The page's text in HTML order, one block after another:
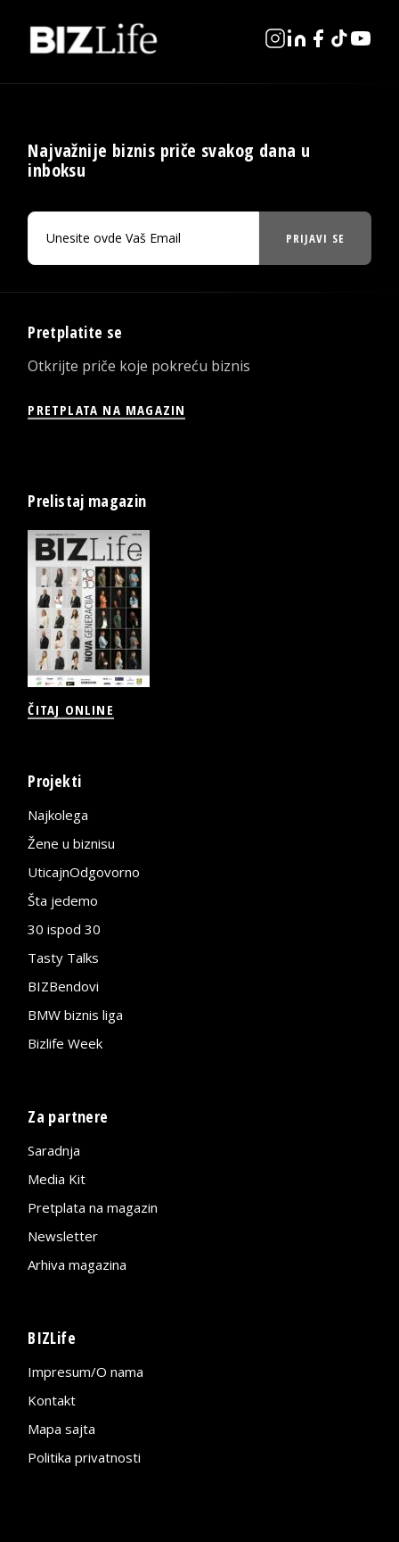
Najvažnije biznis priče svakog dana u
inboksu
PRIJAVI SE
Pretplatite se
Otkrijte priče koje pokreću biznis
PRETPLATA NA MAGAZIN
Prelistaj magazin
ČITAJ ONLINE
Projekti
Najkolega
Žene u biznisu
UticajnOdgovorno
Šta jedemo
30 ispod 30
Tasty Talks
BIZBendovi
BMW biznis liga
Bizlife Week
Za partnere
Saradnja
Media Kit
Pretplata na magazin
Newsletter
Arhiva magazina
BIZLife
Impresum/O nama
Kontakt
Mapa sajta
Politika privatnosti